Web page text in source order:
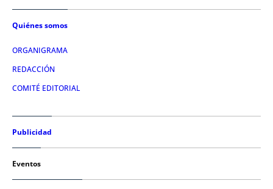
Quiénes somos
ORGANIGRAMA
REDACCIÓN
COMITÉ EDITORIAL
Publicidad
Eventos